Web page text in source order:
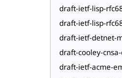
draft-ietf-lisp-
draft-ietf-lisp-
draft-ietf-detnet-
draft-cooley-
draft-ietf-acme-